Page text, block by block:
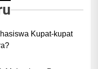
Kupat-kupat